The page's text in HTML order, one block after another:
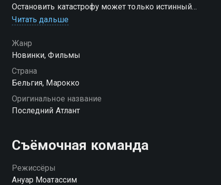
Остановить катастрофу может только истинный
потомок древних атлантов — носитель их силы и
избранный сейчас зовется Хаким, развозит пиццу по
городу и понятия не имеет о своем происхождении.
Никаких сверхспособностей, никакой памяти
предков — обычный парень с обычными
проблемами. Но когда судьба мира висит на
волоске, прошлое настигает тебя, готов ты или нет.
Хакиму предстоит за считанные дни превратиться
наследие, о котором он никогда не просил.
качестве.
Читать дальше
Жанр
Новинки, Фильмы
Страна
Бельгия, Марокко
Оригинальное название
Последний Атлант
Съёмочная команда
Режиссёры
Ануар Моатассим